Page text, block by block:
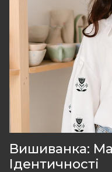
Вишиванка:
Ідентичності